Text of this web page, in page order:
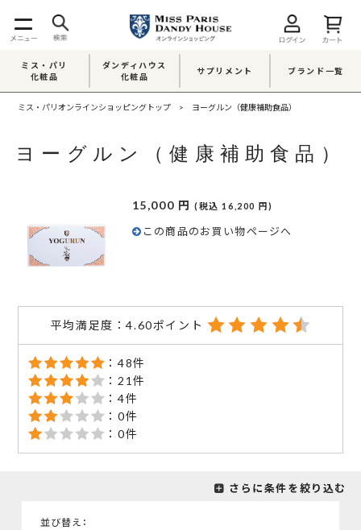
ミス・パリ
化粧品
ダンディハウス
化粧品
サプリメント ブランド一覧
ミス・パリオンラインショッピングトップ ヨーグルン（健康補助食品）
ヨーグルン（健康補助食品）
15,000 円 (税込 16,200 円)
この商品のお買い物ページへ
平均満足度：4.60ポイント
：48件
：21件
：4件
：0件
：0件
さらに条件を絞り込む
並び替え